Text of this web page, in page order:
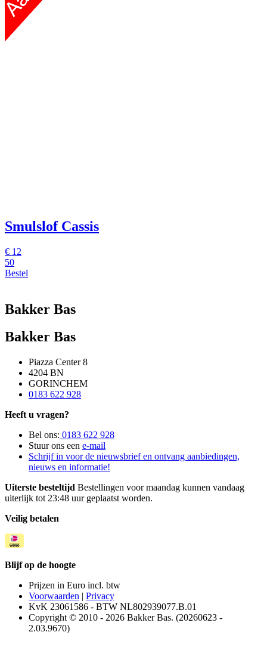
Smulslof Cassis
€ 12
50
Bestel
Bakker Bas
Bakker Bas
Piazza Center 8
4204 BN
GORINCHEM
0183 622 928
Heeft u vragen?
Bel ons: 0183 622 928
Stuur ons een e-mail
Schrijf in voor de nieuwsbrief en ontvang aanbiedingen,
nieuws en informatie!
Uiterste besteltijd Bestellingen voor maandag kunnen vandaag
uiterlijk tot 23:48 uur geplaatst worden.
Veilig betalen
Blijf op de hoogte
Prijzen in Euro incl. btw
Voorwaarden | Privacy
KvK 23061586 - BTW NL802939077.B.01
Copyright © 2010 - 2026 Bakker Bas. (20260623 -
2.03.9670)